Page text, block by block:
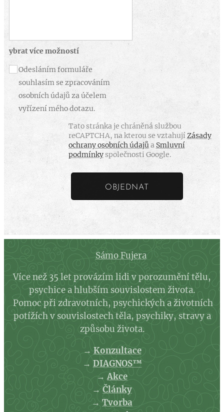
ybrat více možností
Odesláním formuláře
souhlasím se zpracováním
osobních údajů za účelem
vyřízení mého dotazu.
Tato stránka je chráněná službou
reCAPTCHA, na kterou se vztahujíZásady
ochrany osobních údajůa Smluvní
podmínkyspolečnosti Google.
OBJEDNAT
Sámo Fujera
Více než 35 let provázím lidi v porozumění tělu,
psychice a hlubším souvislostem života.
Pomoc při zdravotních, psychických a životních
potížích v souvislostech těla, psychiky, stravy a
způsobu života.
→ Konzultace
→ DIAGNOS™
→Akce
→ Články
→ Tvorba